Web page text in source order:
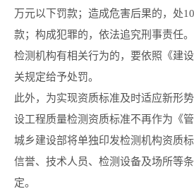
万元以下罚款；造成危害后果的，处
款；构成犯罪的，依法追究刑事责任
检测机构有相关行为的，要依照《建
关规定给予处罚。
此外，为实现资质标准及时适应新形
设工程质量检测资质标准不再作为《
城乡建设部将单独印发检测机构资质
信誉、技术人员、检测设备及场所等
定。